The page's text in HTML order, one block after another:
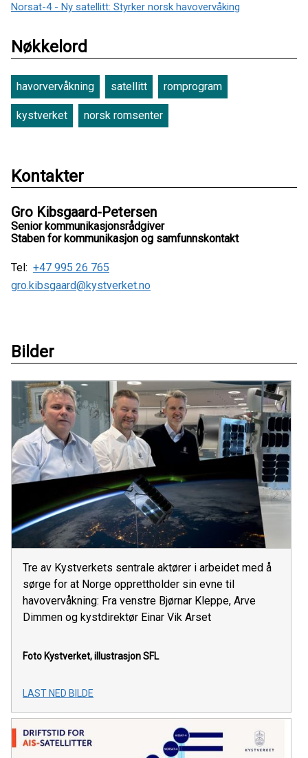
Norsat-4 - Ny satellitt: Styrker norsk havovervåking
Nøkkelord
havorvervåkning satellitt romprogram
kystverket norsk romsenter
Kontakter
Gro Kibsgaard-Petersen
Senior kommunikasjonsrådgiver
Staben for kommunikasjon og samfunnskontakt
Tel: +47 995 26 765
gro.kibsgaard@kystverket.no
Bilder
Tre av Kystverkets sentrale aktører i arbeidet med å
sørge for at Norge opprettholder sin evne til
havovervåkning: Fra venstre Bjørnar Kleppe, Arve
Dimmen og kystdirektør Einar Vik Arset
Foto Kystverket, illustrasjon SFL
LAST NED BILDE